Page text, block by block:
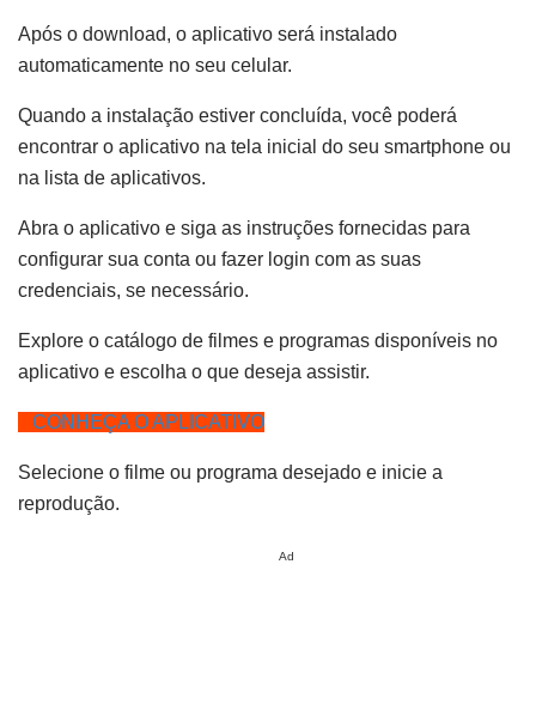
Após o download, o aplicativo será instalado
automaticamente no seu celular.
Quando a instalação estiver concluída, você poderá
encontrar o aplicativo na tela inicial do seu smartphone ou
na lista de aplicativos.
Abra o aplicativo e siga as instruções fornecidas para
configurar sua conta ou fazer login com as suas
credenciais, se necessário.
Explore o catálogo de filmes e programas disponíveis no
aplicativo e escolha o que deseja assistir.
CONHEÇA O APLICATIVO
Selecione o filme ou programa desejado e inicie a
reprodução.
Ad